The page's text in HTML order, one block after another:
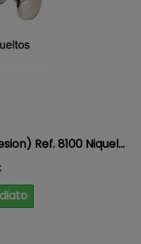
Ref. 8100 Niquel...